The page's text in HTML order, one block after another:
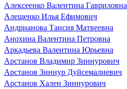
Алексеенко Валентина Гавриловна
Алещенко Илья Ефимович
Андрианова Таисия Матвеевна
Анохина Валентина Петровна
Аркадьева Валентина Юрьевна
Арстанов Владимир Зиннурович
Арстанов Зиннур Дуйсемалиевич
Арстанов Хален Зиннурович